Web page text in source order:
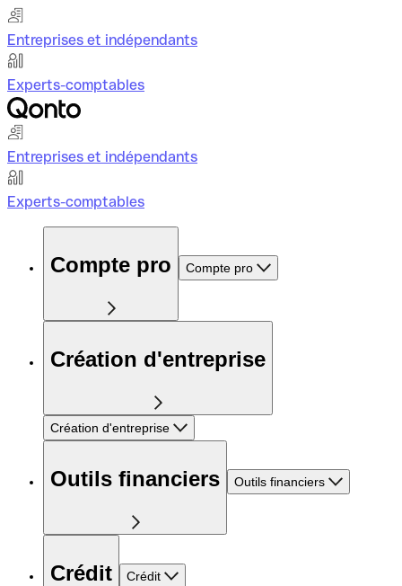
Entreprises et indépendants
Experts-comptables
Entreprises et indépendants
Experts-comptables
Compte pro Compte pro
Création d'entreprise
Création d'entreprise
Outils financiers Outils financiers
Crédit Crédit